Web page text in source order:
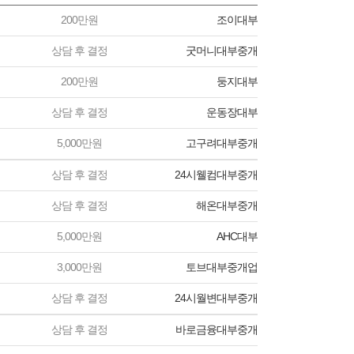
200만원 조이대부
상담 후 결정 굿머니대부중개
200만원 둥지대부
상담 후 결정 운동장대부
5,000만원 고구려대부중개
상담 후 결정 24시웰컴대부중개
상담 후 결정 해온대부중개
5,000만원 AHC대부
3,000만원 토브대부중개업
상담 후 결정 24시월변대부중개
상담 후 결정 바로금융대부중개